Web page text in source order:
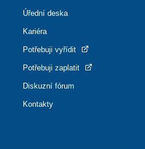
Úřední deska
Kariéra
Potřebuji vyřídit
Potřebuji zaplatit
Diskuzní fórum
Kontakty